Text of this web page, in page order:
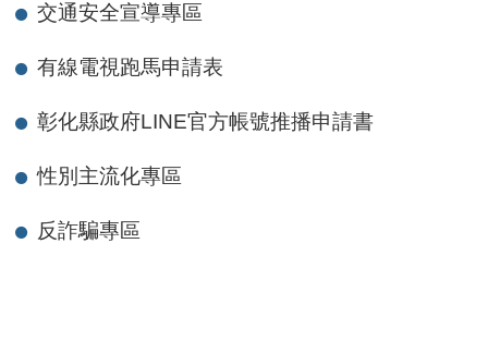
交通安全宣導專區
有線電視跑馬申請表
彰化縣政府LINE官方帳號推播申請書
性別主流化專區
反詐騙專區